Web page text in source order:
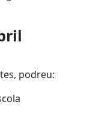
podreu: